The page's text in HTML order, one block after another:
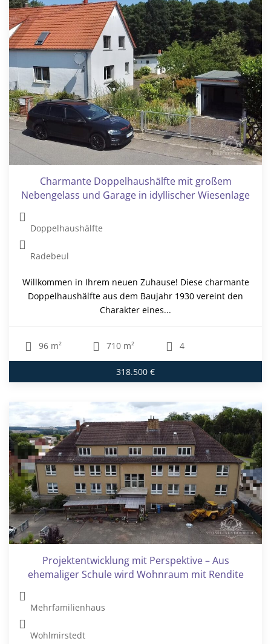
Charmante Doppelhaushälfte mit großem
Nebengelass und Garage in idyllischer Wiesenlage
Doppelhaushälfte
Radebeul
Willkommen in Ihrem neuen Zuhause! Diese charmante
Doppelhaushälfte aus dem Baujahr 1930 vereint den
Charakter eines...
96 m² 710 m² 4
318.500 €
Projektentwicklung mit Perspektive – Aus
ehemaliger Schule wird Wohnraum mit Rendite
Mehrfamilienhaus
Wohlmirstedt